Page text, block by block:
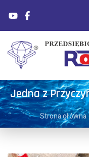
Jedna z
Strona główna